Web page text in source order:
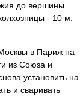
до вершины
- 10 м.
в Париж на
из Союза и
установить на
и сваривать